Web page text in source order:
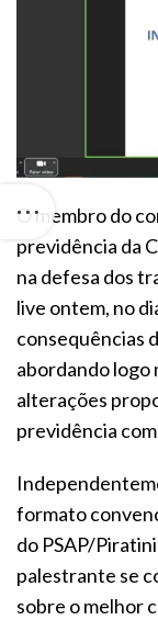
O membro do
previdência da
na defesa dos
live ontem, no
consequências
abordando logo
alterações
previdência
formato
do PSAP/
palestrante se
sobre o melhor